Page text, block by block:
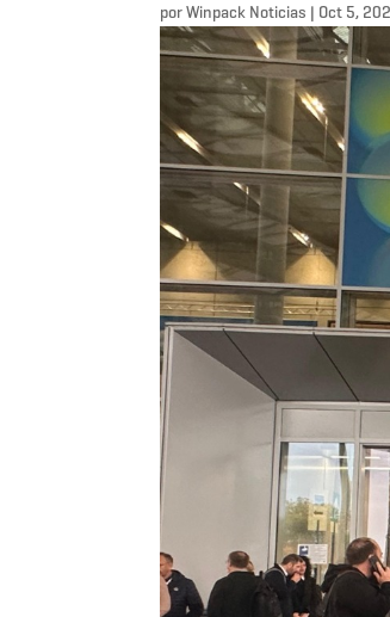
porWinpack Noticias | Oct 5,